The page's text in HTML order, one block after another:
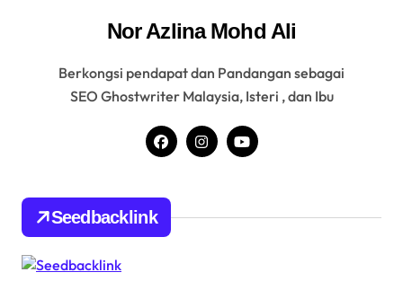
Nor Azlina Mohd Ali
Berkongsi pendapat dan Pandangan sebagai
SEO Ghostwriter Malaysia, Isteri , dan Ibu
Seedbacklink